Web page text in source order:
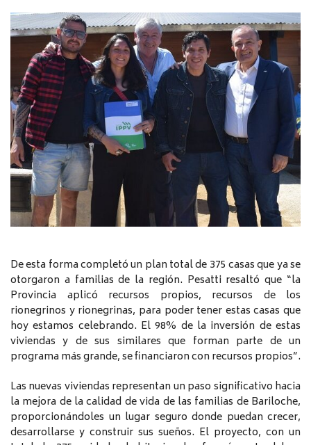
De esta forma completó un plan total de 375 casas que ya se
otorgaron a familias de la región. Pesatti resaltó que “la
Provincia aplicó recursos propios, recursos de los
rionegrinos y rionegrinas, para poder tener estas casas que
hoy estamos celebrando. El 98% de la inversión de estas
viviendas y de sus similares que forman parte de un
programa más grande, se financiaron con recursos propios”.
Las nuevas viviendas representan un paso significativo hacia
la mejora de la calidad de vida de las familias de Bariloche,
proporcionándoles un lugar seguro donde puedan crecer,
desarrollarse y construir sus sueños. El proyecto, con un